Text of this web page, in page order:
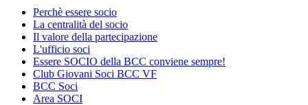
Perchè essere socio
La centralità del socio
Il valore della partecipazione
L'ufficio soci
Essere SOCIO della BCC conviene sempre!
Club Giovani Soci BCC VF
BCC Soci
Area SOCI